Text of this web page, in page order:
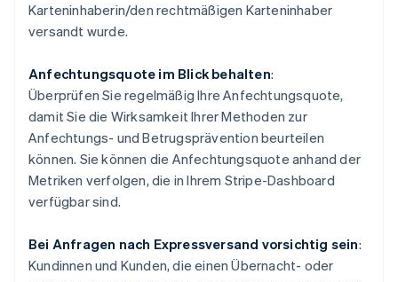
Karteninhaberin/den rechtmäßigen Karteninhaber
versandt wurde.
Anfechtungsquote im Blick behalten:
Überprüfen Sie regelmäßig Ihre Anfechtungsquote,
damit Sie die Wirksamkeit Ihrer Methoden zur
Anfechtungs- und Betrugsprävention beurteilen
können. Sie können die Anfechtungsquote anhand der
Metriken verfolgen, die in Ihrem Stripe-Dashboard
verfügbar sind.
Bei Anfragen nach Expressversand vorsichtig sein:
Kundinnen und Kunden, die einen Übernacht- oder